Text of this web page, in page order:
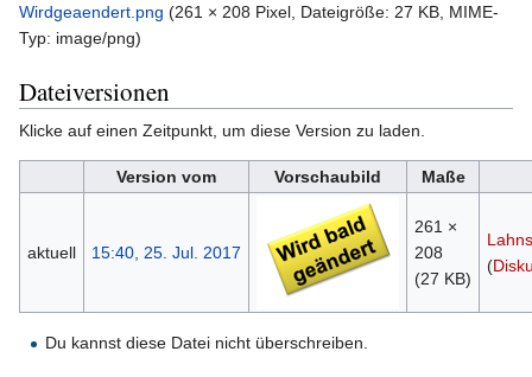
Wirdgeaendert.png (261 × 208 Pixel, Dateigröße: 27 KB, MIME-
Typ: image/png)
Dateiversionen
Klicke auf einen Zeitpunkt, um diese Version zu laden.
Version vom Vorschaubild Maße
aktuell 15:40, 25. Jul. 2017
261 ×
208
(27 KB)
(
Du kannst diese Datei nicht überschreiben.